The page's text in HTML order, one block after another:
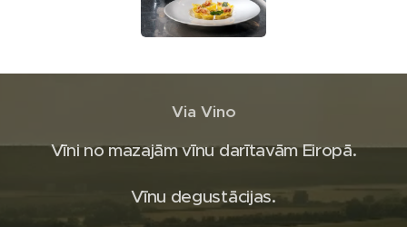
Via Vino
Vīni no mazajām vīnu darītavām Eiropā.
Vīnu degustācijas.